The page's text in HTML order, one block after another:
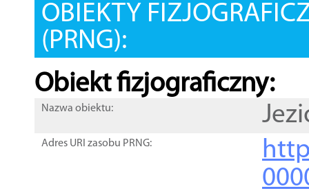
OBIEKTY
(PRNG):
Obiekt fizjograficzny:
Nazwa obiektu:
Adres URI zasobu PRNG: